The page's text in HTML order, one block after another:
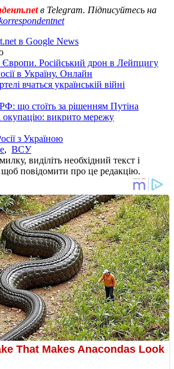
в Telegram. Підписуйтесь на
в Google News
Європи. Російський дрон в Лейпцигу
в Україну. Онлайн
вчаться українській війні
що стоїть за рішенням Путіна
окупацію: викрито мережу
з Україною
, ВСУ
виділіть необхідний текст і
повідомити про це редакцію.